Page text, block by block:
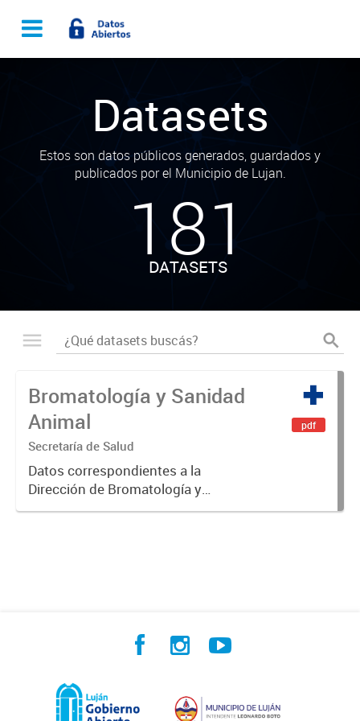
Datasets
Estos son datos públicos generados, guardados y
publicados por el Municipio de Lujan.
181
DATASETS
Bromatología y Sanidad
Animal
Secretaría de Salud
Datos correspondientes a la
Dirección de Bromatología y
Sanidad Animal.
pdf